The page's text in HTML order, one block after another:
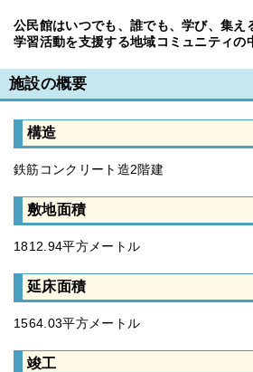
公民館はいつでも、誰でも、学び、集え
学習活動を支援する地域コミュニティの
施設の概要
構造
鉄筋コンクリート造2階建
敷地面積
1812.94平方メートル
延床面積
1564.03平方メートル
竣工